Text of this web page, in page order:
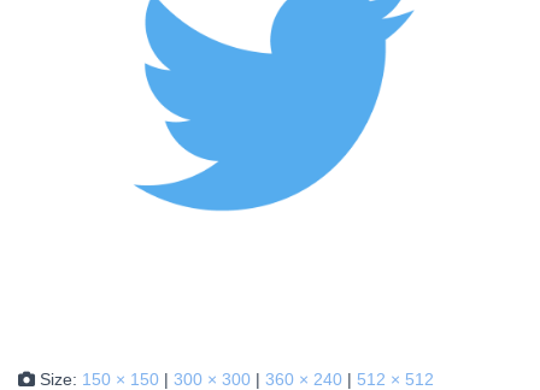
Size: 150 × 150 | 300 × 300 | 360 × 240 | 512 × 512